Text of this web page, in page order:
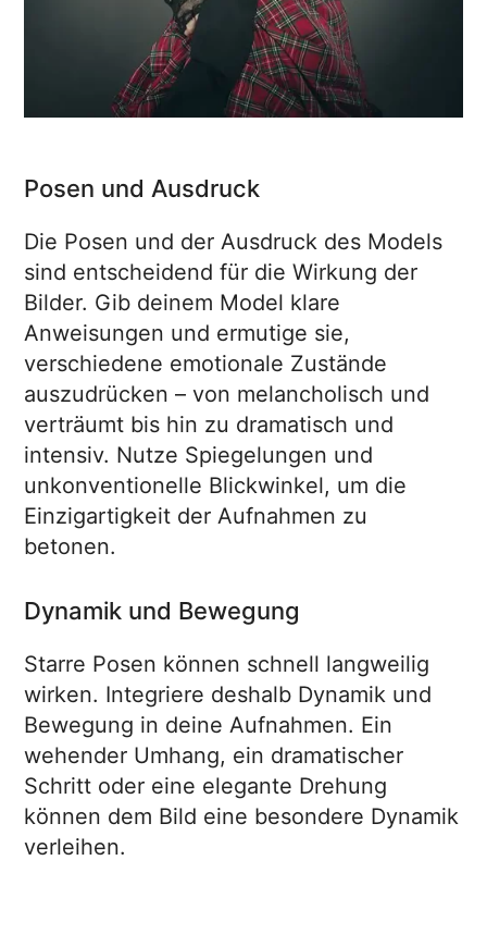
Posen und Ausdruck
Die Posen und der Ausdruck des Models
sind entscheidend für die Wirkung der
Bilder. Gib deinem Model klare
Anweisungen und ermutige sie,
verschiedene emotionale Zustände
auszudrücken – von melancholisch und
verträumt bis hin zu dramatisch und
intensiv. Nutze Spiegelungen und
unkonventionelle Blickwinkel, um die
Einzigartigkeit der Aufnahmen zu
betonen.
Dynamik und Bewegung
Starre Posen können schnell langweilig
wirken. Integriere deshalb Dynamik und
Bewegung in deine Aufnahmen. Ein
wehender Umhang, ein dramatischer
Schritt oder eine elegante Drehung
können dem Bild eine besondere Dynamik
verleihen.